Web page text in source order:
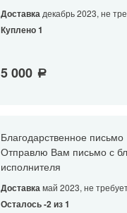
Доставка декабрь 2023, не
Куплено 1
5 000 a
Благодарственное письмо
Отправлю Вам письмо с
исполнителя
Доставкамай 2023, не
Осталось -2 из 1